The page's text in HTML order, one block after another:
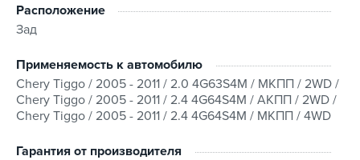
Расположение
Зад
Применяемость к автомобилю
Chery Tiggo / 2005 - 2011 / 2.0 4G63S4M / МКПП / 2WD /
Chery Tiggo / 2005 - 2011 / 2.4 4G64S4M / АКПП / 2WD /
Chery Tiggo / 2005 - 2011 / 2.4 4G64S4M / МКПП / 4WD
Гарантия от производителя